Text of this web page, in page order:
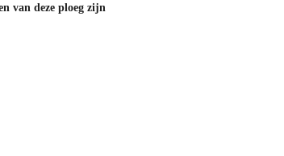
van deze ploeg zijn